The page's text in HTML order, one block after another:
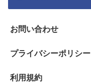
お問い合わせ
プライバシーポリシー
利用規約